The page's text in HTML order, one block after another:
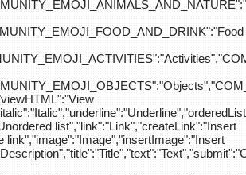
list","link":"Link","createLink":"Insert
link","image":"Image","insertImage":"Insert